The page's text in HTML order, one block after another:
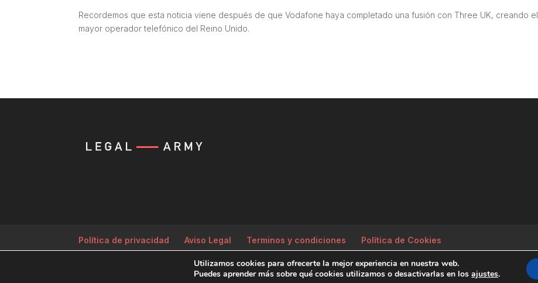
Recordemos que esta noticia viene después de que Vodafone haya completado una fusión con Three UK, creando el
mayor operador telefónico del Reino Unido.
Política de privacidad Aviso Legal Terminos y condiciones Política de Cookies
Tempus Fugit Studio
Utilizamos cookies para ofrecerte la mejor experiencia en nuestra web.
Puedes aprender más sobre qué cookies utilizamos o desactivarlas en losajustes.